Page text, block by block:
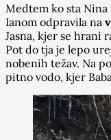
Medtem ko sta Nina
Ianom odpravila na
Jasna, kjer se hrani
Pot do tja je lepo
nobenih težav. Na
pitno vodo, kjer